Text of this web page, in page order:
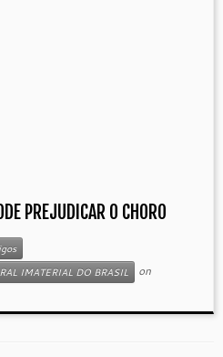
PREJUDICAR O CHORO
IMATERIAL DO BRASIL
on